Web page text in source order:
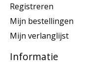
Registreren
Mijn bestellingen
Mijn verlanglijst
Informatie